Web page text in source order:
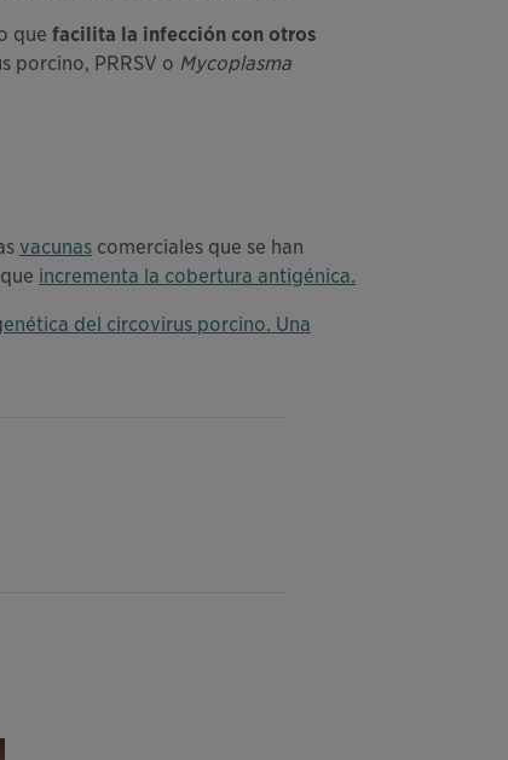
que facilita la infección con otros
porcino, PRRSV o Mycoplasma
vacunas comerciales que se han
incrementa la cobertura antigénica.
del circovirus porcino. Una